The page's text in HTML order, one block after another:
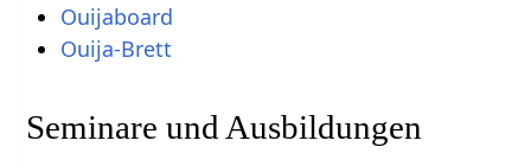
Ouijaboard
Ouija-Brett
Seminare und Ausbildungen